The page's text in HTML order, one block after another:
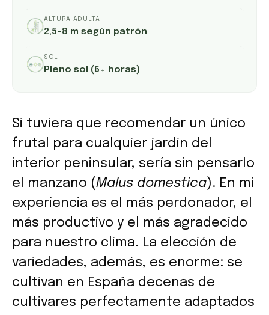
ALTURA ADULTA
2,5–8 m según patrón
SOL
Pleno sol (6+ horas)
Si tuviera que recomendar un único
frutal para cualquier jardín del
interior peninsular, sería sin pensarlo
el manzano (Malus domestica). En mi
experiencia es el más perdonador, el
más productivo y el más agradecido
para nuestro clima. La elección de
variedades, además, es enorme: se
cultivan en España decenas de
cultivares perfectamente adaptados